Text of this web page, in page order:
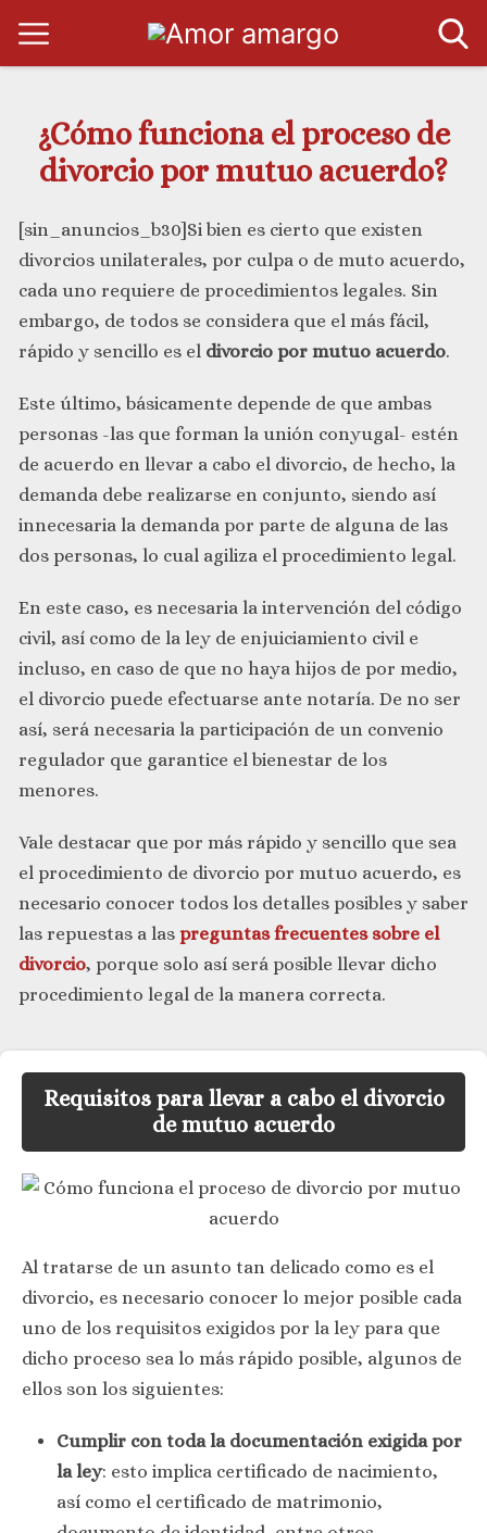
¿Cómo funciona el proceso de
divorcio por mutuo acuerdo?
[sin_anuncios_b30]Si bien es cierto que existen
divorcios unilaterales, por culpa o de muto acuerdo,
cada uno requiere de procedimientos legales. Sin
embargo, de todos se considera que el más fácil,
rápido y sencillo es el divorcio por mutuo acuerdo.
Este último, básicamente depende de que ambas
personas -las que forman la unión conyugal- estén
de acuerdo en llevar a cabo el divorcio, de hecho, la
demanda debe realizarse en conjunto, siendo así
innecesaria la demanda por parte de alguna de las
dos personas, lo cual agiliza el procedimiento legal.
En este caso, es necesaria la intervención del código
civil, así como de la ley de enjuiciamiento civil e
incluso, en caso de que no haya hijos de por medio,
el divorcio puede efectuarse ante notaría. De no ser
así, será necesaria la participación de un convenio
regulador que garantice el bienestar de los
menores.
Vale destacar que por más rápido y sencillo que sea
el procedimiento de divorcio por mutuo acuerdo, es
necesario conocer todos los detalles posibles y saber
las repuestas a las preguntas frecuentes sobre el
divorcio, porque solo así será posible llevar dicho
procedimiento legal de la manera correcta.
Requisitos para llevar a cabo el divorcio
de mutuo acuerdo
Al tratarse de un asunto tan delicado como es el
divorcio, es necesario conocer lo mejor posible cada
uno de los requisitos exigidos por la ley para que
dicho proceso sea lo más rápido posible, algunos de
ellos son los siguientes:
Cumplir con toda la documentación exigida por
la ley: esto implica certificado de nacimiento,
así como el certificado de matrimonio,